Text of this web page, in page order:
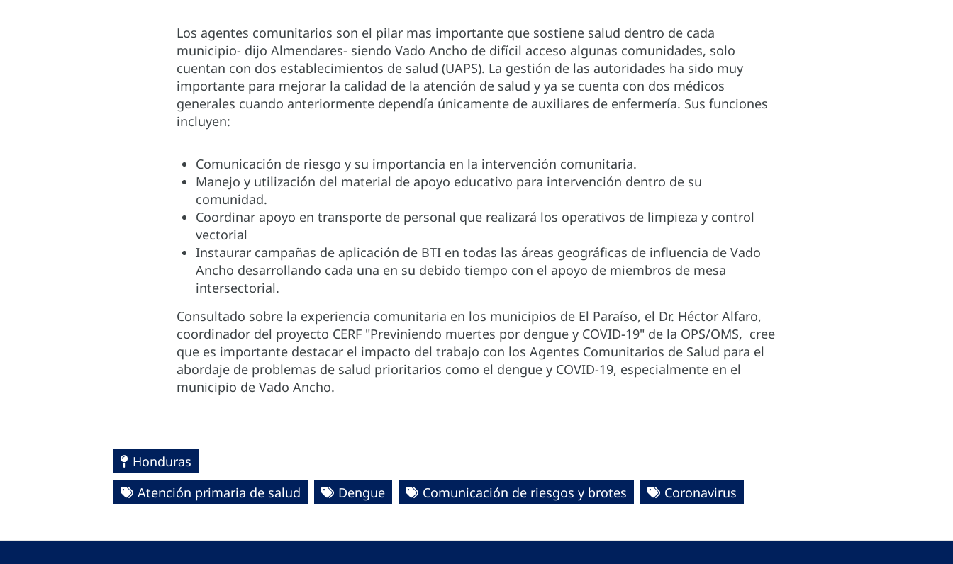
Los agentes comunitarios son el pilar mas importante que sostiene salud dentro de cada
municipio- dijo Almendares- siendo Vado Ancho de difícil acceso algunas comunidades, solo
cuentan con dos establecimientos de salud (UAPS). La gestión de las autoridades ha sido muy
importante para mejorar la calidad de la atención de salud y ya se cuenta con dos médicos
generales cuando anteriormente dependía únicamente de auxiliares de enfermería. Sus funciones
incluyen:
Comunicación de riesgo y su importancia en la intervención comunitaria.
Manejo y utilización del material de apoyo educativo para intervención dentro de su
comunidad.
Coordinar apoyo en transporte de personal que realizará los operativos de limpieza y control
vectorial
Instaurar campañas de aplicación de BTI en todas las áreas geográficas de influencia de Vado
Ancho desarrollando cada una en su debido tiempo con el apoyo de miembros de mesa
intersectorial.
Consultado sobre la experiencia comunitaria en los municipios de El Paraíso, el Dr. Héctor Alfaro,
coordinador del proyecto CERF "Previniendo muertes por dengue y COVID-19" de la OPS/OMS, cree
que es importante destacar el impacto del trabajo con los Agentes Comunitarios de Salud para el
abordaje de problemas de salud prioritarios como el dengue y COVID-19, especialmente en el
municipio de Vado Ancho.
Honduras
Atención primaria de salud
Dengue Comunicación de riesgos y brotes Coronavirus